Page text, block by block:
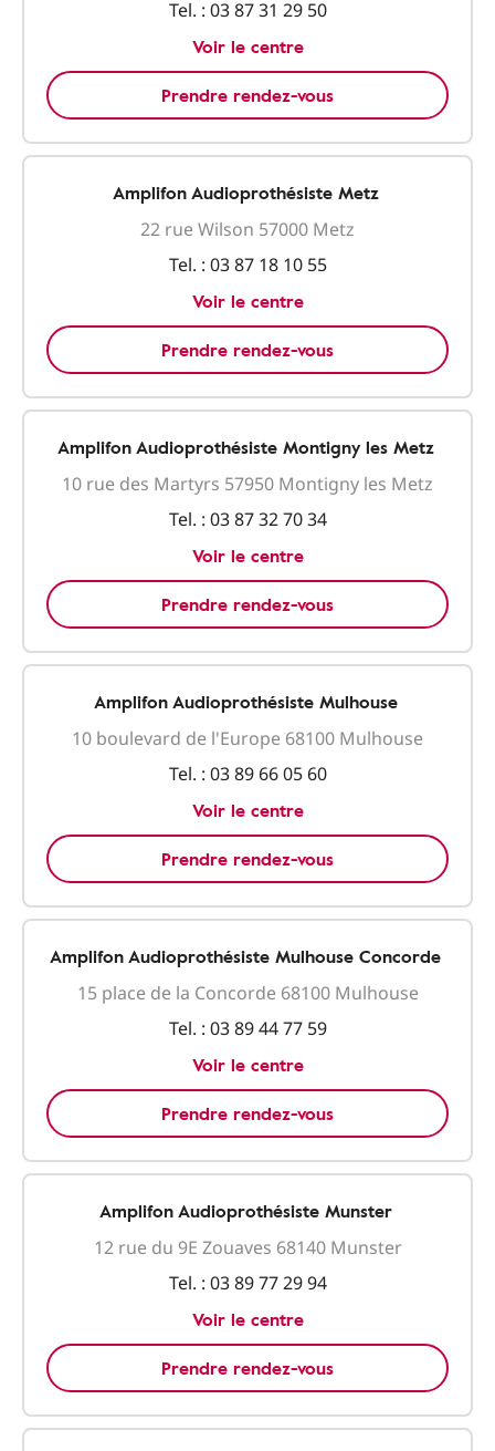
Tel. : 03 87 31 29 50
Voir le centre
Prendre rendez-vous
Amplifon Audioprothésiste Metz
22 rue Wilson 57000 Metz
Tel. : 03 87 18 10 55
Voir le centre
Prendre rendez-vous
Amplifon Audioprothésiste Montigny les Metz
10 rue des Martyrs 57950 Montigny les Metz
Tel. : 03 87 32 70 34
Voir le centre
Prendre rendez-vous
Amplifon Audioprothésiste Mulhouse
10 boulevard de l'Europe 68100 Mulhouse
Tel. : 03 89 66 05 60
Voir le centre
Prendre rendez-vous
Amplifon Audioprothésiste Mulhouse Concorde
15 place de la Concorde 68100 Mulhouse
Tel. : 03 89 44 77 59
Voir le centre
Prendre rendez-vous
Amplifon Audioprothésiste Munster
12 rue du 9E Zouaves 68140 Munster
Tel. : 03 89 77 29 94
Voir le centre
Prendre rendez-vous